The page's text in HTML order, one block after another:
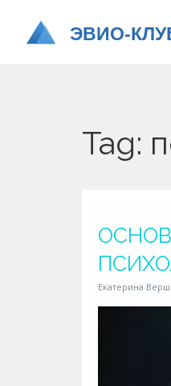
Tag:
Екатерина